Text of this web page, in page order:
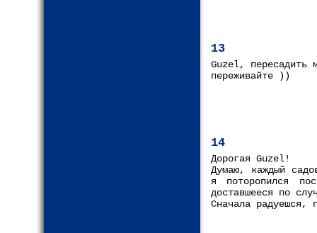
13
Guzel, пересадить
переживайте ))
14
Дорогая Guzel!
Думаю, каждый
я поторопился
доставшееся по
Сначала радуешся,